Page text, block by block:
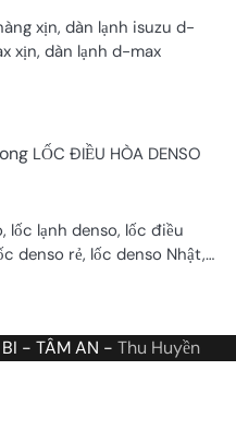
xịn, dàn lạnh isuzu d-
xịn, dàn lạnh d-max
LỐC ĐIỀU HÒA DENSO
lốc lạnh denso, lốc điều
denso rẻ, lốc denso Nhật,…
- TÂM AN - Thu Huyền